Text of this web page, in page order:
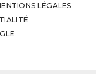
LÉGALES